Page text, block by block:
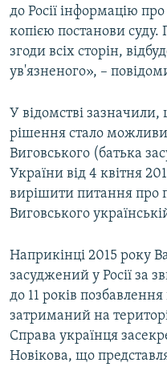
до Росії інформацію
копією постанови суду.
згоди всіх сторін,
ув'язненого», –
У відомстві зазначили,
рішення стало
Виговського (батька
України від 4 квітня
вирішити питання про
Виговського
Наприкінці 2015 року
засуджений у Росії за
до 11 років
затриманий на
Справа українця
Новікова, що